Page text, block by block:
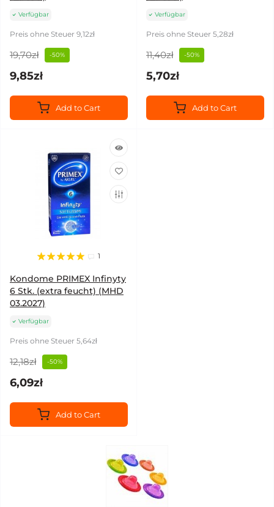
Verfügbar
Preis ohne Steuer 9,12zł
19,70zł -50%
9,85zł
Add to Cart
Verfügbar
Preis ohne Steuer 5,28zł
11,40zł -50%
5,70zł
Add to Cart
1
Kondome PRIMEX Infinyty
6 Stk. (extra feucht) (MHD
03.2027)
Verfügbar
Preis ohne Steuer 5,64zł
12,18zł -50%
6,09zł
Add to Cart